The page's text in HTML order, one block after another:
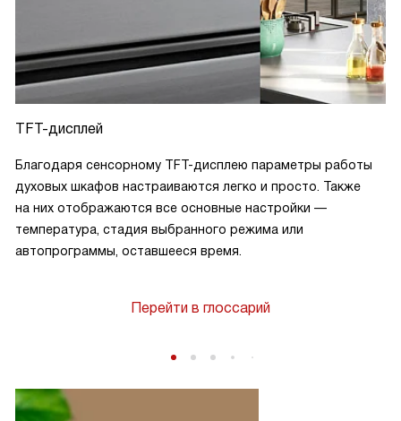
TFT-дисплей
Благодаря сенсорному TFT-дисплею параметры работы
духовых шкафов настраиваются легко и просто. Также
на них отображаются все основные настройки —
температура, стадия выбранного режима или
автопрограммы, оставшееся время.
Перейти в глоссарий